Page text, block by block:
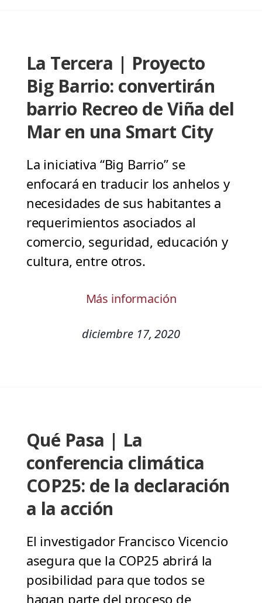
La Tercera | Proyecto
Big Barrio: convertirán
barrio Recreo de Viña del
Mar en una Smart City
La iniciativa “Big Barrio” se
enfocará en traducir los anhelos y
necesidades de sus habitantes a
requerimientos asociados al
comercio, seguridad, educación y
cultura, entre otros.
Más información
diciembre 17, 2020
Qué Pasa | La
conferencia climática
COP25: de la declaración
a la acción
El investigador Francisco Vicencio
asegura que la COP25 abrirá la
posibilidad para que todos se
hagan parte del proceso de